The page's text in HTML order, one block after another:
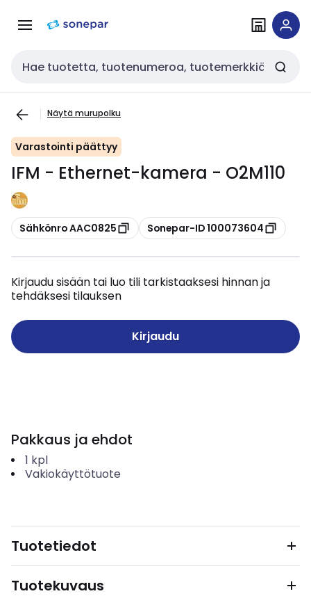
navigointiinsisältöön
Haku
Näytä murupolku
Varastointi päättyy
IFM - Ethernet-kamera - O2M110
Kopioi
Sähkönro AAC0825 Kopioi
Sonepar-ID 100073604
Kirjaudu sisään tai luo tili tarkistaaksesi hinnan ja
tehdäksesi tilauksen
Kirjaudu
Pakkaus ja ehdot
1 kpl
Vakiokäyttötuote
Tuotetiedot
Tuotekuvaus